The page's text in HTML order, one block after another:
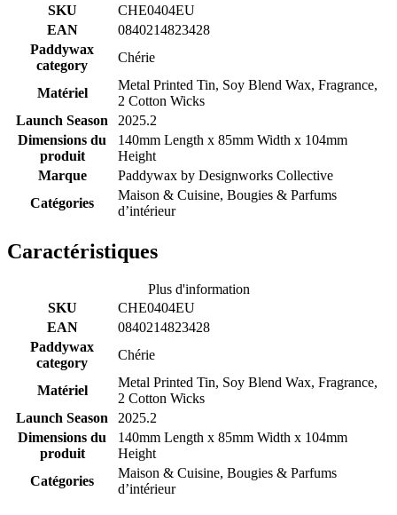
SKU
CHE0404EU
EAN
0840214823428
Paddywax
category
Chérie
Matériel
Metal Printed Tin, Soy Blend Wax, Fragrance,
2 Cotton Wicks
Launch Season
2025.2
Dimensions du
produit
140mm Length x 85mm Width x 104mm
Height
Marque
Paddywax by Designworks Collective
Catégories
Maison & Cuisine, Bougies & Parfums
d’intérieur
Caractéristiques
Plus d'information
SKU
CHE0404EU
EAN
0840214823428
Paddywax
category
Chérie
Matériel
Metal Printed Tin, Soy Blend Wax, Fragrance,
2 Cotton Wicks
Launch Season
2025.2
Dimensions du
produit
140mm Length x 85mm Width x 104mm
Height
Catégories
Maison & Cuisine, Bougies & Parfums
d’intérieur